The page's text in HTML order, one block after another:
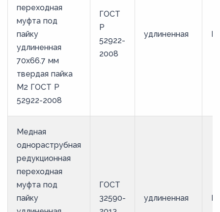
переходная
муфта под
пайку
удлиненная
70х66.7 мм
твердая пайка
М2 ГОСТ Р
52922-2008
ГОСТ
Р
52922-
2008
удлиненная
Медная
однораструбная
редукционная
переходная
муфта под
пайку
ГОСТ
32590-
удлиненная